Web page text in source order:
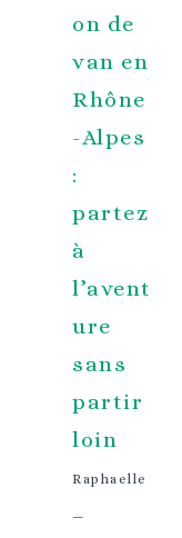
on de
van en
Rhône
-Alpes
:
partez
à
l’avent
ure
sans
partir
loin
Raphaelle
—